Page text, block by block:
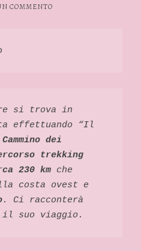
COMMENTO
si trova in
effettuando “Il
Cammino dei
trekking
230 km che
costa ovest e
. Ci racconterà
il suo viaggio.